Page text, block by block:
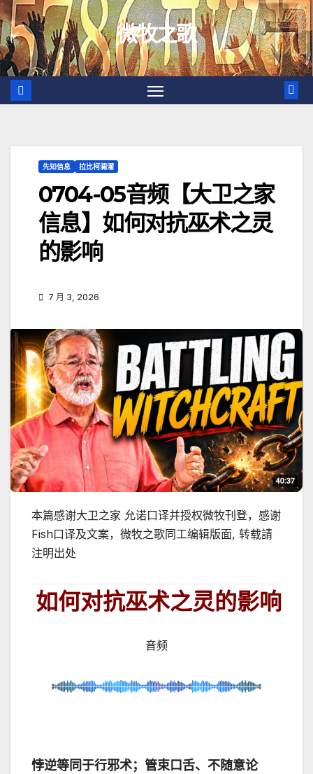
跳
至
内
容
微牧之歌
先知信息 拉比柯澜濯
0704-05音频【大卫之家
信息】如何对抗巫术之灵
的影响
7 月 3, 2026
本篇感谢大卫之家 允诺口译并授权微牧刊登，感谢
Fish口译及文案，微牧之歌同工编辑版面, 转载請
注明出处
如何对抗巫术之灵的影响
音频
悖逆等同于行邪术；管束口舌、不随意论